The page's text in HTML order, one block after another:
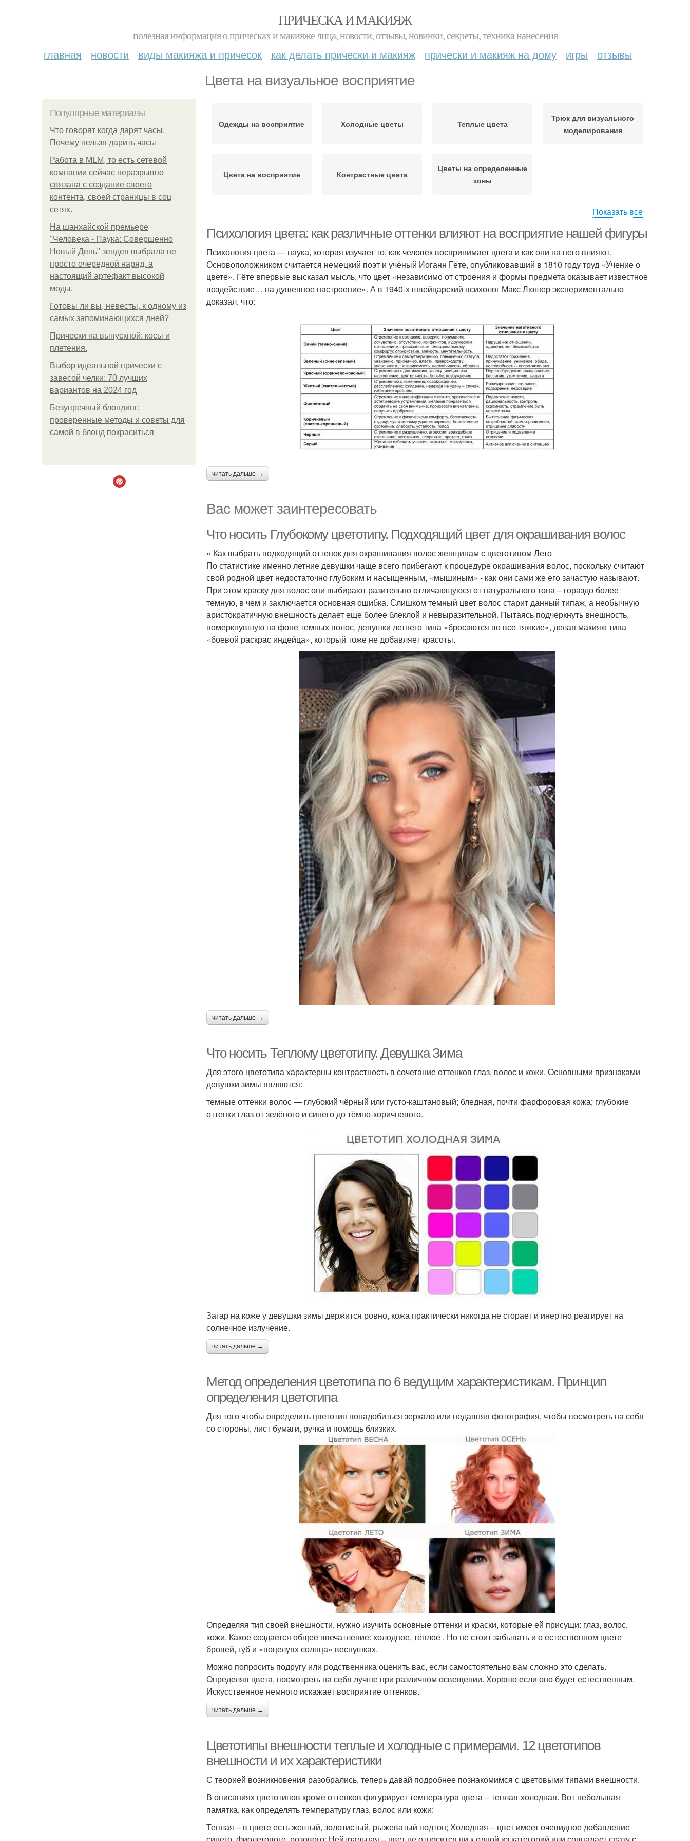
ПРИЧЕСКА И МАКИЯЖ
полезная информация о прическах и макияже лица, новости, отзывы, новинки, секреты, техника нанесения
главная новости виды макияжа и причесок как делать прически и макияж прически и макияж на дому игры отзывы
Цвета на визуальное восприятие
Популярные материалы
Что говорят когда дарят часы.
Почему нельзя дарить часы
Работа в MLM, то есть сетевой
компании сейчас неразрывно
связана с создание своего
контента, своей страницы в соц
сетях.
На шанхайской премьере
"Человека - Паука: Совершенно
Новый День" зендея выбрала не
просто очередной наряд, а
настоящий артефакт высокой
моды.
Готовы ли вы, невесты, к одному из
самых запоминающихся дней?
Прически на выпускной: косы и
плетения.
Выбор идеальной прически с
завесой челки: 70 лучших
вариантов на 2024 год
Безупречный блондинг:
проверенные методы и советы для
самой в блонд покраситься
Одежды на восприятие Холодные цветы Теплые цвета
Трюк для визуального
моделирования
Цвета на восприятие Контрастные цвета
Цветы на определенные
зоны
Показать все
Психология цвета: как различные оттенки влияют на восприятие нашей фигуры
Психология цвета — наука, которая изучает то, как человек воспринимает цвета и как они на него влияют.
Основоположником считается немецкий поэт и учёный Иоганн Гёте, опубликовавший в 1810 году труд «Учение о
цвете». Гёте впервые высказал мысль, что цвет «независимо от строения и формы предмета оказывает известное
воздействие… на душевное настроение». А в 1940-х швейцарский психолог Макс Люшер экспериментально
доказал, что:
читать дальше →
Вас может заинтересовать
Что носить Глубокому цветотипу. Подходящий цвет для окрашивания волос
» Как выбрать подходящий оттенок для окрашивания волос женщинам с цветотипом Лето
По статистике именно летние девушки чаще всего прибегают к процедуре окрашивания волос, поскольку считают
свой родной цвет недостаточно глубоким и насыщенным, «мышиным» - как они сами же его зачастую называют.
При этом краску для волос они выбирают разительно отличающуюся от натурального тона – гораздо более
темную, в чем и заключается основная ошибка. Слишком темный цвет волос старит данный типаж, а необычную
аристократичную внешность делает еще более блеклой и невыразительной. Пытаясь подчеркнуть внешность,
померкнувшую на фоне темных волос, девушки летнего типа «бросаются во все тяжкие», делая макияж типа
«боевой раскрас индейца», который тоже не добавляет красоты.
читать дальше →
Что носить Теплому цветотипу. Девушка Зима
Для этого цветотипа характерны контрастность в сочетание оттенков глаз, волос и кожи. Основными признаками
девушки зимы являются:
темные оттенки волос — глубокий чёрный или густо-каштановый; бледная, почти фарфоровая кожа; глубокие
оттенки глаз от зелёного и синего до тёмно-коричневого.
Загар на коже у девушки зимы держится ровно, кожа практически никогда не сгорает и инертно реагирует на
солнечное излучение.
читать дальше →
Метод определения цветотипа по 6 ведущим характеристикам. Принцип
определения цветотипа
Для того чтобы определить цветотип понадобиться зеркало или недавняя фотография, чтобы посмотреть на себя
со стороны, лист бумаги, ручка и помощь близких.
Определяя тип своей внешности, нужно изучить основные оттенки и краски, которые ей присущи: глаз, волос,
кожи. Какое создается общее впечатление: холодное, тёплое . Но не стоит забывать и о естественном цвете
бровей, губ и «поцелуях солнца» веснушках.
Можно попросить подругу или родственника оценить вас, если самостоятельно вам сложно это сделать.
Определяя цвета, посмотреть на себя лучше при различном освещении. Хорошо если оно будет естественным.
Искусственное немного искажает восприятие оттенков.
читать дальше →
Цветотипы внешности теплые и холодные с примерами. 12 цветотипов
внешности и их характеристики
С теорией возникновения разобрались, теперь давай подробнее познакомимся с цветовыми типами внешности.
В описаниях цветотипов кроме оттенков фигурирует температура цвета – теплая-холодная. Вот небольшая
памятка, как определять температуру глаз, волос или кожи:
Теплая – в цвете есть желтый, золотистый, рыжеватый подтон; Холодная – цвет имеет очевидное добавление